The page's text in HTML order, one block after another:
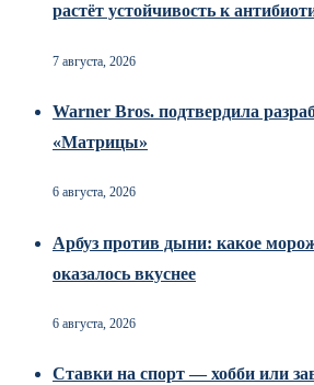
растёт устойчивость к
7 августа, 2026
Warner Bros. подтвердила
«Матрицы»
6 августа, 2026
Арбуз против дыни: какое
оказалось вкуснее
6 августа, 2026
Ставки на спорт — хобби или